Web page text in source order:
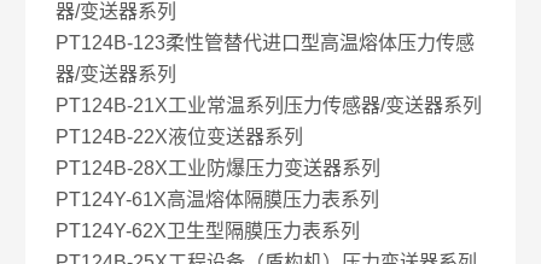
器/变送器系列
PT124B-123柔性管替代进口型高温熔体压力传感
器/变送器系列
PT124B-21X工业常温系列压力传感器/变送器系列
PT124B-22X液位变送器系列
PT124B-28X工业防爆压力变送器系列
PT124Y-61X高温熔体隔膜压力表系列
PT124Y-62X卫生型隔膜压力表系列